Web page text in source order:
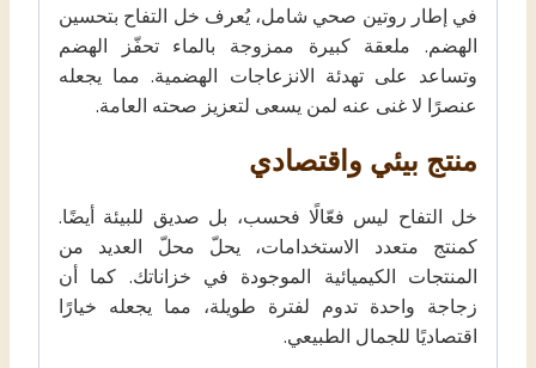
في إطار روتين صحي شامل، يُعرف خل التفاح بتحسين
الهضم. ملعقة كبيرة ممزوجة بالماء تحفّز الهضم
وتساعد على تهدئة الانزعاجات الهضمية. مما يجعله
عنصرًا لا غنى عنه لمن يسعى لتعزيز صحته العامة.
منتج بيئي واقتصادي
خل التفاح ليس فعّالًا فحسب، بل صديق للبيئة أيضًا.
كمنتج متعدد الاستخدامات، يحلّ محلّ العديد من
المنتجات الكيميائية الموجودة في خزاناتك. كما أن
زجاجة واحدة تدوم لفترة طويلة، مما يجعله خيارًا
اقتصاديًا للجمال الطبيعي.